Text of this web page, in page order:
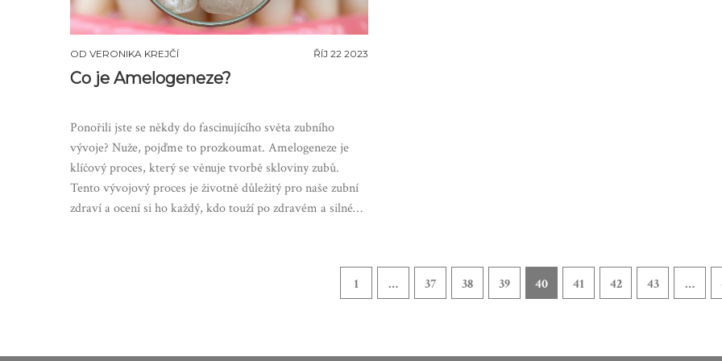
OD VERONIKA KREJČÍ ŘÍJ 22 2023
Co je Amelogeneze?
Ponořili jste se někdy do fascinujícího světa zubního
vývoje? Nuže, pojďme to prozkoumat. Amelogeneze je
klíčový proces, který se věnuje tvorbě skloviny zubů.
Tento vývojový proces je životně důležitý pro naše zubní
zdraví a ocení si ho každý, kdo touží po zdravém a silném
1 … 37 38 39 40 41 42 43 …